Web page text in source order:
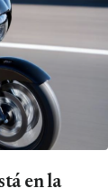
en la